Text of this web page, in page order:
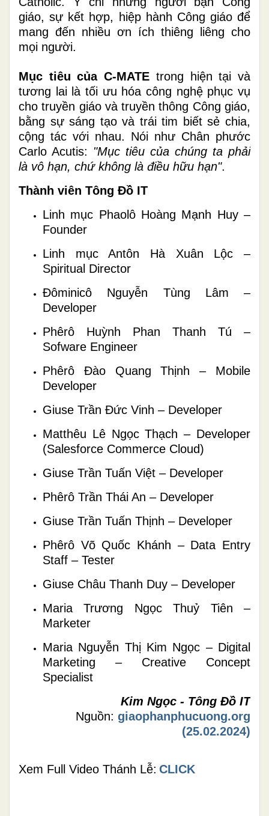
giáo, sự kết hợp, hiệp hành Công giáo để
mang đến nhiều ơn ích thiêng liêng cho
mọi người.
Mục tiêu của C-MATE trong hiện tại và
tương lai là tối ưu hóa công nghệ phục vụ
cho truyền giáo và truyền thông Công giáo,
bằng sự sáng tạo và trái tim biết sẻ chia,
cộng tác với nhau. Nói như Chân phước
Carlo Acutis: "Mục tiêu của chúng ta phải
là vô hạn, chứ không là điều hữu hạn".
Thành viên Tông Đồ IT
Linh mục Phaolô Hoàng Mạnh Huy –
Founder
Linh mục Antôn Hà Xuân Lộc –
Spiritual Director
Đôminicô Nguyễn Tùng Lâm –
Developer
Phêrô Huỳnh Phan Thanh Tú –
Sofware Engineer
Phêrô Đào Quang Thịnh – Mobile
Developer
Giuse Trần Đức Vinh – Developer
Matthêu Lê Ngọc Thạch – Developer
(Salesforce Commerce Cloud)
Giuse Trần Tuấn Việt – Developer
Phêrô Trần Thái An – Developer
Giuse Trần Tuấn Thịnh – Developer
Phêrô Võ Quốc Khánh – Data Entry
Staff – Tester
Giuse Châu Thanh Duy – Developer
Maria Trương Ngọc Thuỷ Tiên –
Marketer
Maria Nguyễn Thị Kim Ngọc – Digital
Marketing – Creative Concept
Specialist
Kim Ngọc - Tông Đồ IT
Nguồn: giaophanphucuong.org
(25.02.2024)
Xem Full Video Thánh Lễ: CLICK